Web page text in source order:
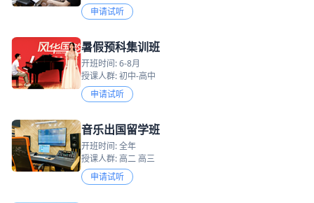
申请试听
暑假预科集训班
开班时间: 6-8月
授课人群: 初中-高中
申请试听
音乐出国留学班
开班时间: 全年
授课人群: 高二 高三
申请试听